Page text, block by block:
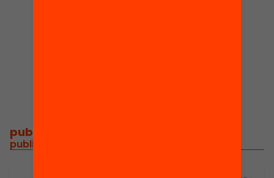
publicacions i vídeos
publicacions i vídeos relacionats